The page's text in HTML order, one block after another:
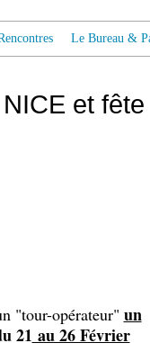
Le Bureau &
et fête
"tour-opérateur" un
21 au 26 Février